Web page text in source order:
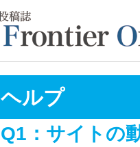
ヘルプ
Q1：サイトの